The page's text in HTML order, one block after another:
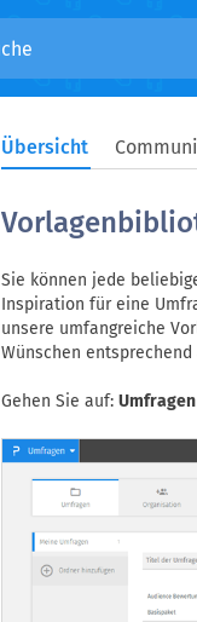
Übersicht
Sie können jede
Inspiration für eine
unsere umfangreiche
Wünschen entsprechend
Gehen Sie auf: